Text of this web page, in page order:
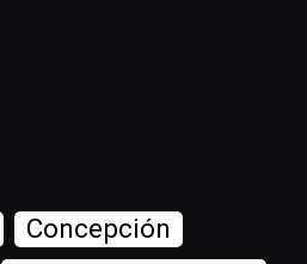
Concepción